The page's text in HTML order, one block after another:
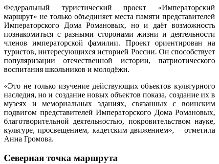
Федеральный туристический проект «Императорский
маршрут» не только объединяет места памяти представителей
Императорского Дома Романовых, но и даёт возможность
познакомиться с разными сторонами жизни и деятельности
членов императорской фамилии. Проект ориентирован на
туристов, интересующихся историей России. Он способствует
популяризации отечественной истории, патриотического
воспитания школьников и молодёжи.
«Это не только изучение действующих объектов культурного
наследия, но и создание новых объектов показа, создание их в
музеях и мемориальных зданиях, связанных с воинским
подвигом представителей Императорского Дома Романовых,
благотворительной деятельностью, покровительством науке,
культуре, просвещением, кадетским движением», – отметила
Анна Громова.
Северная точка маршрута